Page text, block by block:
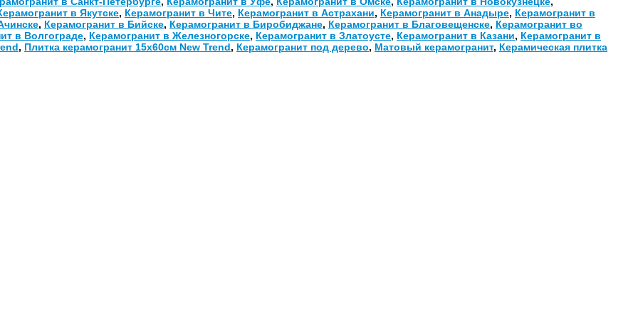
в Якутске, Керамогранит в Чите, Керамогранит в Астрахани, Керамогранит в Анадыре, Керамогранит в
, Керамогранит в Бийске, Керамогранит в Биробиджане, Керамогранит в Благовещенске, Керамогранит во
в Волгограде, Керамогранит в Железногорске, Керамогранит в Златоусте, Керамогранит в Казани, Керамогранит в
, Плитка керамогранит 15х60см New Trend, Керамогранит под дерево, Матовый керамогранит, Керамическая плитка